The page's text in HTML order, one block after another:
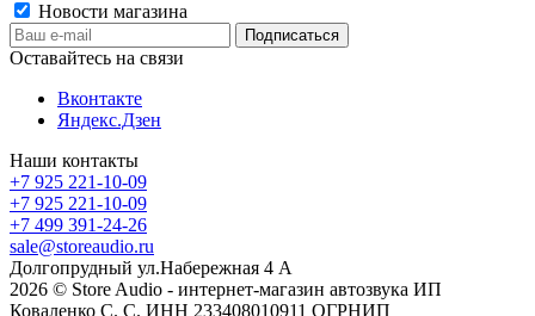
Новости магазина
Оставайтесь на связи
Вконтакте
Яндекс.Дзен
Наши контакты
+7 925 221-10-09
+7 925 221-10-09
+7 499 391-24-26
sale@storeaudio.ru
Долгопрудный ул.Набережная 4 А
2026 © Store Audio - интернет-магазин автозвука ИП
Коваленко С. С. ИНН 233408010911 ОГРНИП